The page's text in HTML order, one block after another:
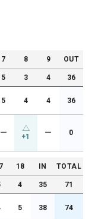
7 8 9 OUT
5 3 4 36
5 4 4 36
ー +1 ー 0
18 IN TOTAL
4 35 71
5 38 74